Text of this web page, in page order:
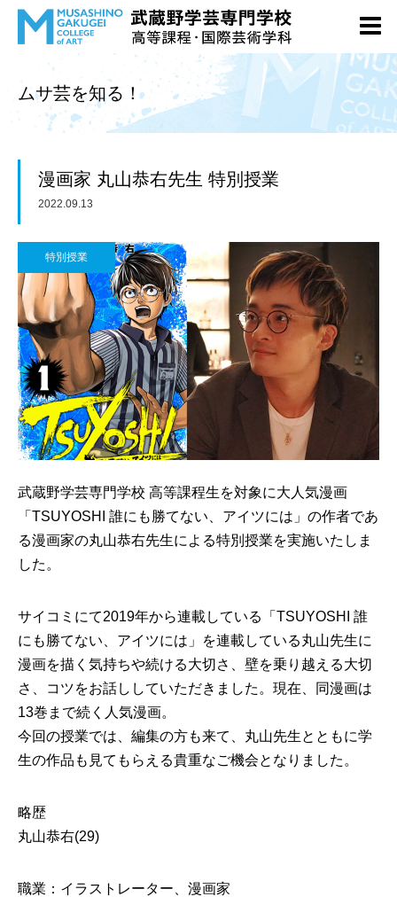
ムサ芸を知る！
漫画家 丸山恭右先生 特別授業
2022.09.13
特別授業
武蔵野学芸専門学校 高等課程生を対象に大人気漫画
「TSUYOSHI 誰にも勝てない、アイツには」の作者であ
る漫画家の丸山恭右先生による特別授業を実施いたしま
した。
サイコミにて2019年から連載している「TSUYOSHI 誰
にも勝てない、アイツには」を連載している丸山先生に
漫画を描く気持ちや続ける大切さ、壁を乗り越える大切
さ、コツをお話ししていただきました。現在、同漫画は
13巻まで続く人気漫画。
今回の授業では、編集の方も来て、丸山先生とともに学
生の作品も見てもらえる貴重なご機会となりました。
略歴
丸山恭右(29)
職業：イラストレーター、漫画家